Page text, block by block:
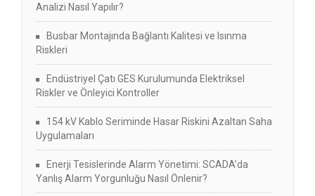
Analizi Nasıl Yapılır?
Busbar Montajında Bağlantı Kalitesi ve Isınma
Riskleri
Endüstriyel Çatı GES Kurulumunda Elektriksel
Riskler ve Önleyici Kontroller
154 kV Kablo Seriminde Hasar Riskini Azaltan Saha
Uygulamaları
Enerji Tesislerinde Alarm Yönetimi: SCADA’da
Yanlış Alarm Yorgunluğu Nasıl Önlenir?